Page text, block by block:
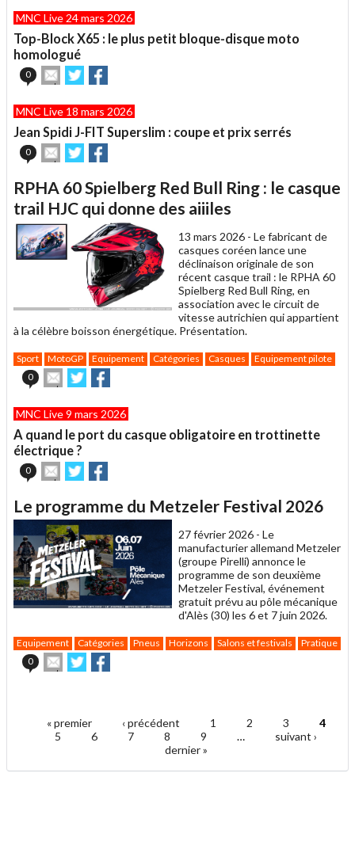
à
un
ami
MNC Live 24 mars 2026
Top-Block X65 : le plus petit bloque-disque moto
homologué
0
Envoyer
cet
à
un
ami
Partager
sur sur
MNC Live 18 mars 2026
Jean Spidi J-FIT Superslim : coupe et prix serrés
0
Envoyer
cet
à
un
ami
Partager
sur sur
RPHA 60 Spielberg Red Bull Ring : le casque
trail HJC qui donne des aiiiles
13 mars 2026 - Le fabricant de
casques coréen lance une
déclinaison originale de son
récent casque trail : le RPHA 60
Spielberg Red Bull Ring, en
association avec le circuit de
vitesse autrichien qui appartient
à la célèbre boisson énergétique. Présentation.
Sport MotoGP Equipement Catégories Casques
Equipement pilote
0
Envoyer
cet
à
ami
Partager
sur sur
MNC Live 9 mars 2026
A quand le port du casque obligatoire en trottinette
électrique ?
0
Envoyer
cet
à
un
ami
Partager
sur sur
Le programme du Metzeler Festival 2026
27 février 2026 - Le
manufacturier allemand Metzeler
(groupe Pirelli) annonce le
programme de son deuxième
Metzeler Festival, événement
gratuit prévu au pôle mécanique
d'Alès (30) les 6 et 7 juin 2026.
Equipement Catégories Pneus Horizons Salons et festivals
Pratique
0
Envoyer
cet
ami
Partager
sur sur
Pages« premier ‹ précédent 1 2 3
4
5
6 7 8 9 …
suivant ›
dernier »